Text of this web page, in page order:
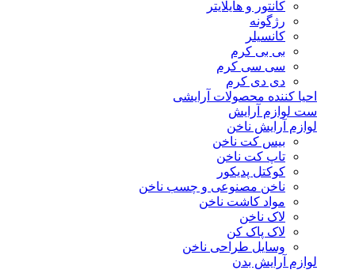
کانتور و هایلایتر
رژگونه
کانسیلر
بی بی کرم
سی سی کرم
دی دی کرم
احیا کننده محصولات آرایشی
ست لوازم آرایش
لوازم آرایش ناخن
بیس کت ناخن
تاپ کت ناخن
کوکتل پدیکور
ناخن مصنوعی و چسب ناخن
مواد کاشت ناخن
لاک ناخن
لاک پاک کن
وسایل طراحی ناخن
لوازم آرایش بدن